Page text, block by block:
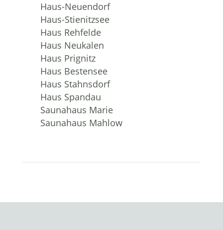
Haus-Neuendorf
Haus-Stienitzsee
Haus Rehfelde
Haus Neukalen
Haus Prignitz
Haus Bestensee
Haus Stahnsdorf
Haus Spandau
Saunahaus Marie
Saunahaus Mahlow